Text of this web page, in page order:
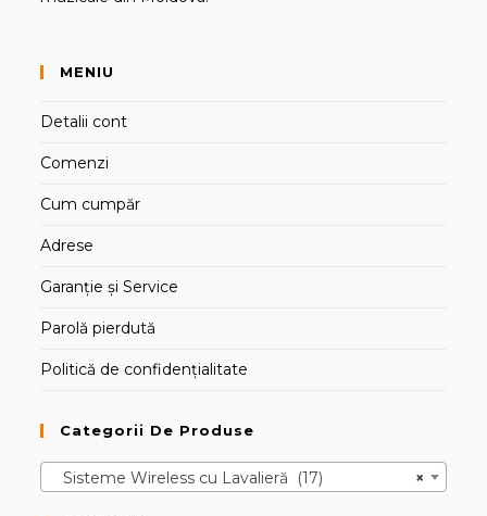
MENIU
Detalii cont
Comenzi
Cum cumpăr
Adrese
Garanție și Service
Parolă pierdută
Politică de confidențialitate
Categorii De Produse
×
Sisteme Wireless cu Lavalieră (17)